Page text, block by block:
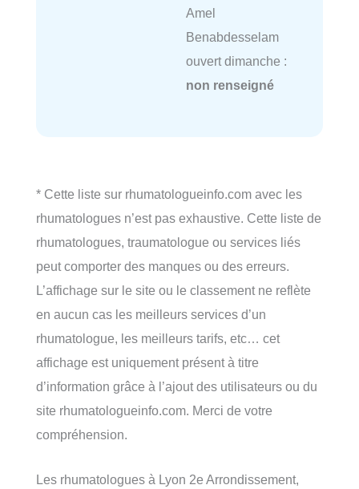
Amel
Benabdesselam
ouvert dimanche :
non renseigné
* Cette liste sur rhumatologueinfo.com avec les
rhumatologues n’est pas exhaustive. Cette liste de
rhumatologues, traumatologue ou services liés
peut comporter des manques ou des erreurs.
L’affichage sur le site ou le classement ne reflète
en aucun cas les meilleurs services d’un
rhumatologue, les meilleurs tarifs, etc… cet
affichage est uniquement présent à titre
d’information grâce à l’ajout des utilisateurs ou du
site rhumatologueinfo.com. Merci de votre
compréhension.
Les rhumatologues à Lyon 2e Arrondissement,